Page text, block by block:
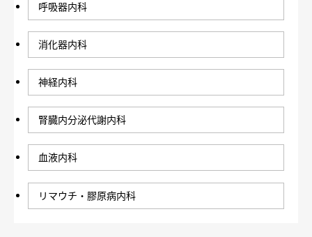
呼吸器内科
消化器内科
神経内科
腎臓内分泌代謝内科
血液内科
リマウチ・膠原病内科